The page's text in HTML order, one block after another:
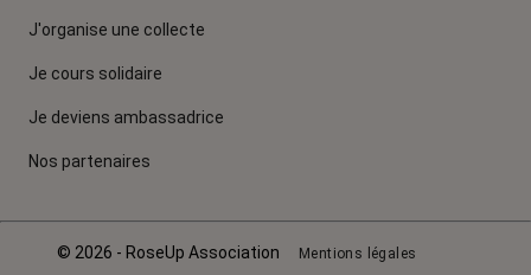
J'organise une collecte
Je cours solidaire
Je deviens ambassadrice
Nos partenaires
© 2026 - RoseUp Association Mentions légales